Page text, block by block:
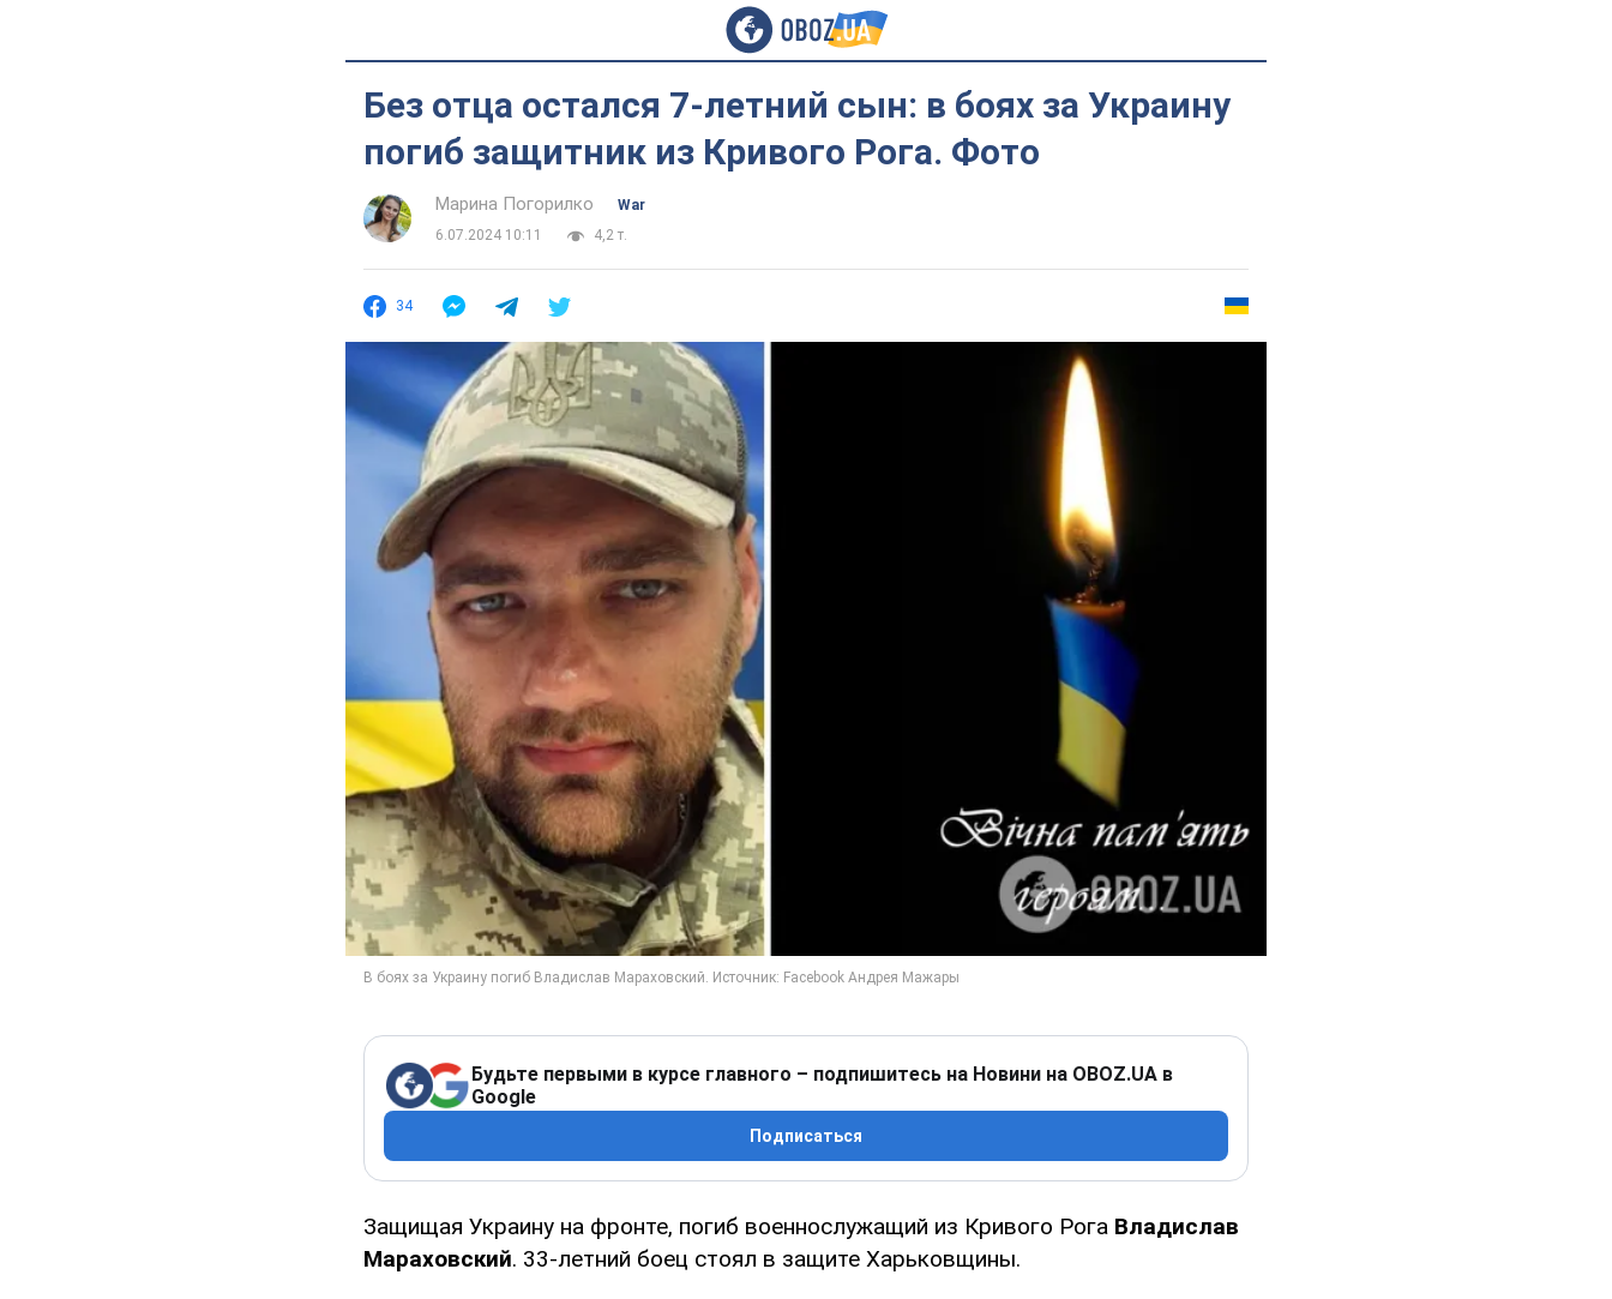
Без отца остался 7-летний сын: в боях за Украину
погиб защитник из Кривого Рога. Фото
Марина Погорилко
War
6.07.2024 10:11
4,2 т.
34
Будьте первыми в курсе главного – подпишитесь на Новини на OBOZ.UA в
Google
Подписаться
Защищая Украину на фронте, погиб военнослужащий из Кривого Рога Владислав
Мараховский. 33-летний боец стоял в защите Харьковщины.